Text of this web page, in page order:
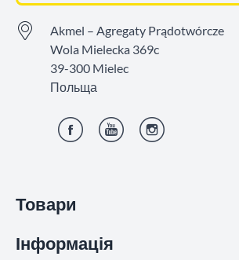
Товари
Інформація
Akmel – Agregaty Prądotwórcze
Wola Mielecka 369c
39-300 Mielec
Польща